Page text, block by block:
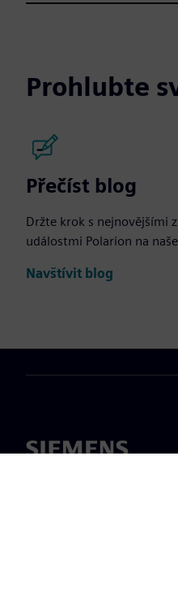
Prohlubte
Přečíst blog
Držte krok s nejnovějšími
událostmi Polarion na
Navštívit blog